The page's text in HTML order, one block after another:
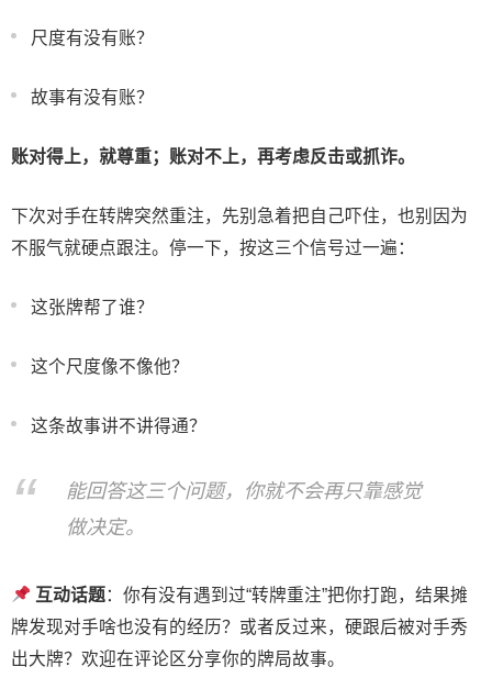
尺度有没有账？
故事有没有账？
账对得上，就尊重；账对不上，再考虑反击或抓诈。
下次对手在转牌突然重注，先别急着把自己吓住，也别因为
不服气就硬点跟注。停一下，按这三个信号过一遍：
这张牌帮了谁？
这个尺度像不像他？
这条故事讲不讲得通？
能回答这三个问题，你就不会再只靠感觉
做决定。
互动话题：你有没有遇到过“转牌重注”把你打跑，结果摊
牌发现对手啥也没有的经历？或者反过来，硬跟后被对手秀
出大牌？欢迎在评论区分享你的牌局故事。